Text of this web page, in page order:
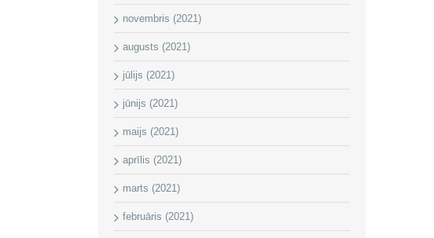
novembris (2021)
augusts (2021)
jūlijs (2021)
jūnijs (2021)
maijs (2021)
aprīlis (2021)
marts (2021)
februāris (2021)